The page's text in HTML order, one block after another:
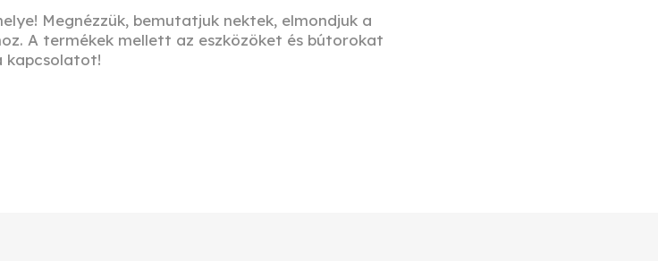
Megnézzük, bemutatjuk nektek, elmondjuk a
A termékek mellett az eszközöket és bútorokat
kapcsolatot!